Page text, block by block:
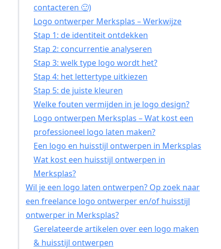
contacteren 🙂)
Logo ontwerper Merksplas – Werkwijze
Stap 1: de identiteit ontdekken
Stap 2: concurrentie analyseren
Stap 3: welk type logo wordt het?
Stap 4: het lettertype uitkiezen
Stap 5: de juiste kleuren
Welke fouten vermijden in je logo design?
Logo ontwerpen Merksplas – Wat kost een
professioneel logo laten maken?
Een logo en huisstijl ontwerpen in Merksplas
Wat kost een huisstijl ontwerpen in
Merksplas?
Wil je een logo laten ontwerpen? Op zoek naar
een freelance logo ontwerper en/of huisstijl
ontwerper in Merksplas?
Gerelateerde artikelen over een logo maken
& huisstijl ontwerpen